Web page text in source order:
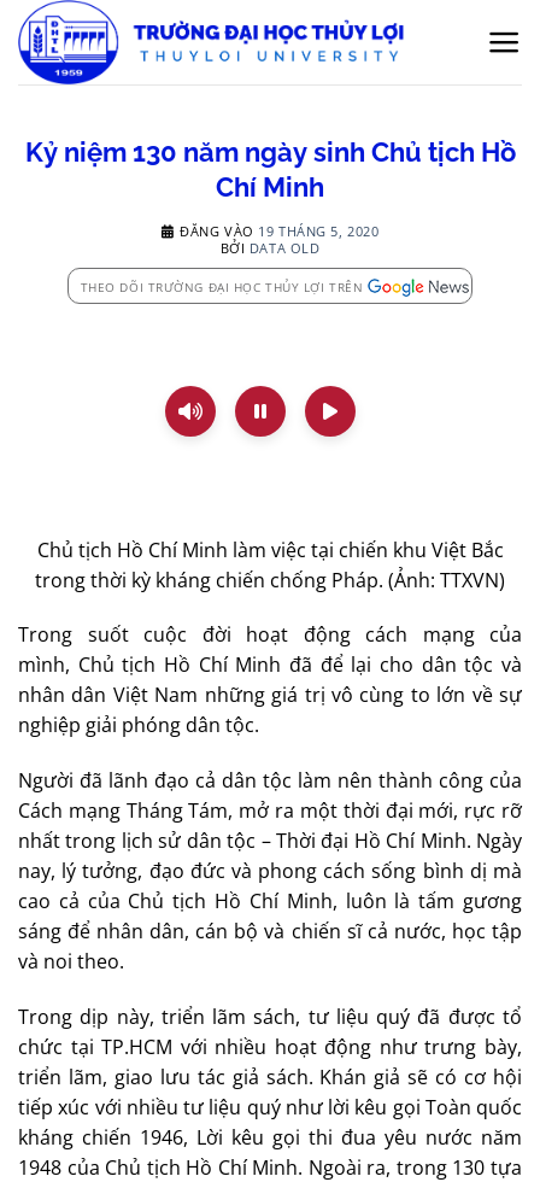
qua
nội
Kỷ niệm 130 năm ngày sinh Chủ tịch Hồ
Chí Minh
ĐĂNG VÀO 19 THÁNG 5, 2020
BỞI DATA OLD
THEO DÕI TRƯỜNG ĐẠI HỌC THỦY LỢI TRÊN
Chủ tịch Hồ Chí Minh làm việc tại chiến khu Việt Bắc
trong thời kỳ kháng chiến chống Pháp. (Ảnh: TTXVN)
Trong suốt cuộc đời hoạt động cách mạng của
mình, Chủ tịch Hồ Chí Minh đã để lại cho dân tộc và
nhân dân Việt Nam những giá trị vô cùng to lớn về sự
nghiệp giải phóng dân tộc.
Người đã lãnh đạo cả dân tộc làm nên thành công của
Cách mạng Tháng Tám, mở ra một thời đại mới, rực rỡ
nhất trong lịch sử dân tộc – Thời đại Hồ Chí Minh. Ngày
nay, lý tưởng, đạo đức và phong cách sống bình dị mà
cao cả của Chủ tịch Hồ Chí Minh, luôn là tấm gương
sáng để nhân dân, cán bộ và chiến sĩ cả nước, học tập
và noi theo.
Trong dịp này, triển lãm sách, tư liệu quý đã được tổ
chức tại TP.HCM với nhiều hoạt động như trưng bày,
triển lãm, giao lưu tác giả sách. Khán giả sẽ có cơ hội
tiếp xúc với nhiều tư liệu quý như lời kêu gọi Toàn quốc
kháng chiến 1946, Lời kêu gọi thi đua yêu nước năm
1948 của Chủ tịch Hồ Chí Minh. Ngoài ra, trong 130 tựa